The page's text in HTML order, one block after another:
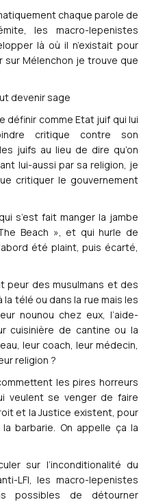
chaque parole de
les macro-lepenistes
là où il n’existait pour
sur Mélenchon je trouve que
devenir sage
définir comme Etat juif qui lui
critique contre son
juifs au lieu de dire qu’on
lui-aussi par sa religion, je
critiquer le gouvernement
s’est fait manger la jambe
Beach », et qui hurle de
été plaint, puis écarté,
peur des musulmans et des
télé ou dans la rue mais les
nounou chez eux, l’aide-
cuisinière de cantine ou la
leur coach, leur médecin,
religion ?
les pires horreurs
veulent se venger de faire
et la Justice existent, pour
barbarie. On appelle ça la
sur l’inconditionalité du
LFI, les macro-lepenistes
possibles de détourner